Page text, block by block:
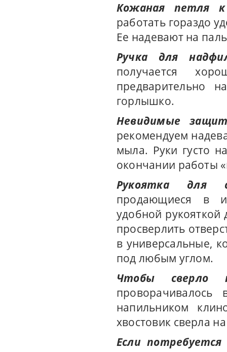
Кожаная петля
работать гораздо
Ее надевают на
Ручка для
получается
предварительно
горлышко.
Невидимые
рекомендуем
мыла. Руки густо
окончании работы
Рукоятка для
продающиеся в
удобной рукояткой
просверлить
в универсальные,
под любым углом.
Чтобы сверло
напильником
хвостовик сверла
Если